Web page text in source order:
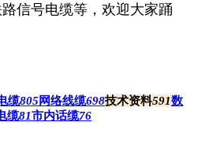
信号电缆等，欢迎大家踊
缆805 网络线缆698技术资料591数
缆81市内话缆76